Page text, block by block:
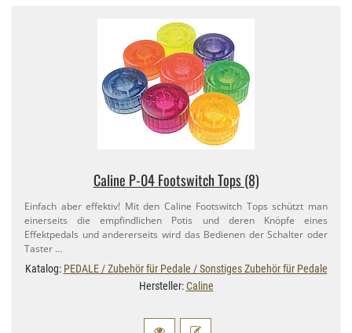
Caline P-​04 Footswitch Tops (8)
Einfach aber effektiv! Mit den Caline Footswitch Tops schützt man
einerseits die empfindlichen Potis und deren Knöpfe eines
Effektpedals und andererseits wird das Bedienen der Schalter oder
Taster …
Katalog: PEDALE / Zubehör für Pedale / Sonstiges Zubehör für Pedale
Hersteller:Caline